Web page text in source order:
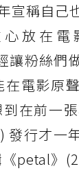
宣稱自己
放在電
讓粉絲們
電影原
在前一
行才一
petal》